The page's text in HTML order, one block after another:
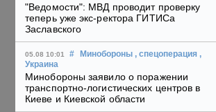
"Ведомости": МВД проводит проверку
теперь уже экс-ректора ГИТИСа
Заславского
05.08 10:01 # Минобороны , спецоперация ,
Украина
Минобороны заявило о поражении
транспортно-логистических центров в
Киеве и Киевской области